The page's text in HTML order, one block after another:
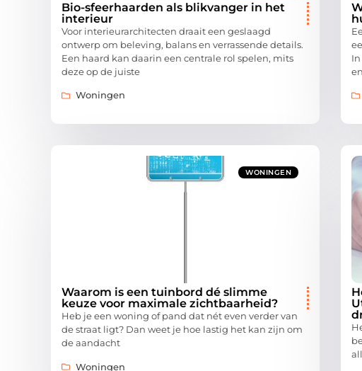
Bio-sfeerhaarden als blikvanger in het
interieur
Voor interieurarchitecten draait een geslaagd
ontwerp om beleving, balans en verrassende details.
Een haard kan daarin een centrale rol spelen, mits
deze op de juiste
Woningen
WONINGEN
Waarom is een tuinbord dé slimme
keuze voor maximale zichtbaarheid?
Heb je een woning of pand dat nét even verder van
de straat ligt? Dan weet je hoe lastig het kan zijn om
de aandacht
Woningen